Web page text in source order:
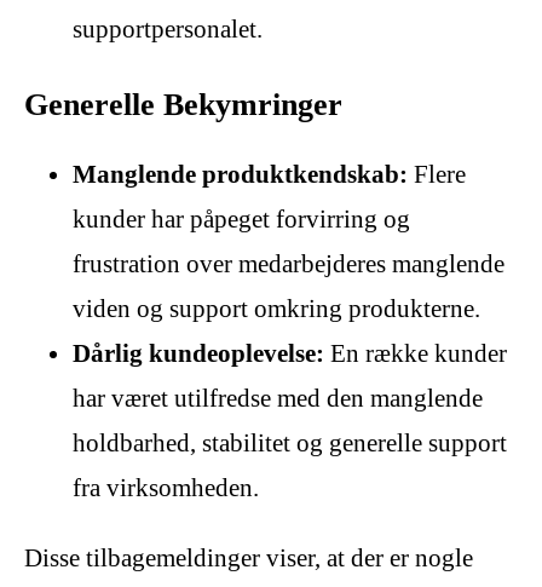
supportpersonalet.
Generelle Bekymringer
Manglende produktkendskab: Flere
kunder har påpeget forvirring og
frustration over medarbejderes manglende
viden og support omkring produkterne.
Dårlig kundeoplevelse: En række kunder
har været utilfredse med den manglende
holdbarhed, stabilitet og generelle support
fra virksomheden.
Disse tilbagemeldinger viser, at der er nogle